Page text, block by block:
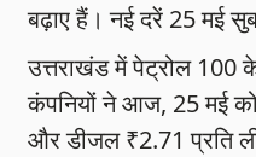
बढ़ाए हैं। नई दरें 25 मई
उत्तराखंड में पेट्रोल 100
कंपनियों ने आज, 25 मई
और डीजल ₹2.71 प्रति